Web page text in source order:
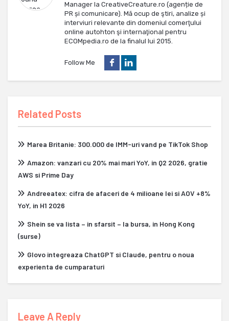
Manager la CreativeCreature.ro (agenție de
PR și comunicare). Mă ocup de ştiri, analize și
interviuri relevante din domeniul comerţului
online autohton şi internaţional pentru
ECOMpedia.ro de la finalul lui 2015.
Follow Me
Related Posts
Marea Britanie: 300.000 de IMM-uri vand pe TikTok Shop
Amazon: vanzari cu 20% mai mari YoY, in Q2 2026, gratie
AWS si Prime Day
Andreeatex: cifra de afaceri de 4 milioane lei si AOV +8%
YoY, in H1 2026
Shein se va lista – in sfarsit – la bursa, in Hong Kong
(surse)
Glovo integreaza ChatGPT si Claude, pentru o noua
experienta de cumparaturi
Leave A Reply